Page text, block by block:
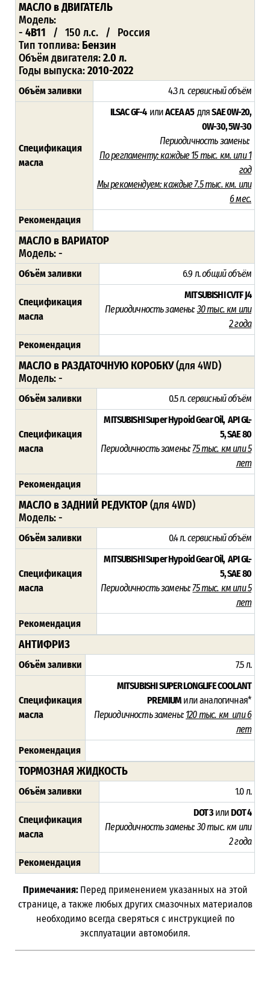
МАСЛО в ДВИГАТЕЛЬ
Модель:
- 4B11 / 150 л.с. / Россия
Тип топлива: Бензин
Объём двигателя:2.0 л.
Годы выпуска:2010-2022
Объём заливки 4.3 л. сервисный объём
Спецификация
масла
ILSAC GF-4 илиACEA A5 дляSAE 0W-20,
0W-30, 5W-30
Периодичность замены:
По регламенту:каждые 15 тыс. км. или 1
год
Мы рекомендуем:каждые 7.5 тыс. км. или
6 мес.
Рекомендация
МАСЛО в ВАРИАТОР
Модель: -
Объём заливки 6.9 л.общий объём
Спецификация
масла
MITSUBISHI CVTF J4
Периодичность замены:30 тыс. км или
2 года
Рекомендация
МАСЛО в РАЗДАТОЧНУЮ КОРОБКУ(для 4WD)
Модель: -
Объём заливки 0.5 л.сервисный объём
Спецификация
масла
MITSUBISHI Super Hypoid Gear Oil, API GL-
5, SAE 80
Периодичность замены:75 тыс. км или 5
лет
Рекомендация
МАСЛО в ЗАДНИЙ РЕДУКТОР(для 4WD)
Модель: -
Объём заливки 0.4 л.сервисный объём
Спецификация
масла
MITSUBISHI Super Hypoid Gear Oil, API GL-
5, SAE 80
Периодичность замены:75 тыс. км или 5
лет
Рекомендация
АНТИФРИЗ
Объём заливки 7.5 л.
Спецификация
масла
MITSUBISHI SUPER LONGLIFE COOLANT
PREMIUM или аналогичная*
Периодичность замены: 120 тыс. км или 6
лет
Рекомендация
ТОРМОЗНАЯ ЖИДКОСТЬ
Объём заливки 1.0 л.
Спецификация
масла
DOT 3 илиDOT 4
Периодичность замены:30 тыс. км или
2 года
Рекомендация
Примечания: Перед применением указанных на этой
странице, а также любых других смазочных материалов
необходимо всегда сверяться с инструкцией по
эксплуатации автомобиля.